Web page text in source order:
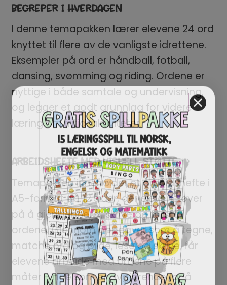
BEGREPER I HVERDAGEN
I denne temapakken lærer elevene 24 ord
knyttet til flere av de vanligste idrettene.
Eksempler på ord er håndball, fotball,
dansing, svømming og riding. Ordene er
nyttige i både samtale og undervisning,
og legger et godt grunnlag for videre
læring om fritidsaktiviteter.
ARBEIDSHEFTE MED VISUELL STØTTE
Temapakken inneholder et arbeidshefte i
A5-format på 12 sider, der elevene øver
på å gjenkjenne, si, skrive og forstå
ordene. Gjennom oppgaver som å tegne,
matche ord og bilde, lese og skrive, får
elevene arbeide med ordene på flere
måter – noe som er avgjørende for å